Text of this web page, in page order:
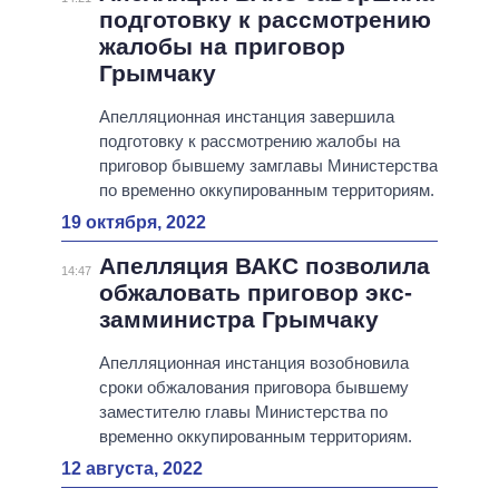
подготовку к рассмотрению
жалобы на приговор
Грымчаку
Апелляционная инстанция завершила
подготовку к рассмотрению жалобы на
приговор бывшему замглавы Министерства
по временно оккупированным территориям.
19 октября, 2022
14:47
Апелляция ВАКС позволила
обжаловать приговор экс-
замминистра Грымчаку
Апелляционная инстанция возобновила
сроки обжалования приговора бывшему
заместителю главы Министерства по
временно оккупированным территориям.
12 августа, 2022